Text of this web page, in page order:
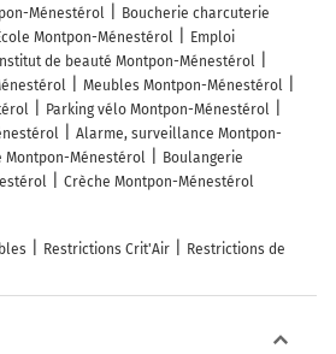
Ménestérol
Boucherie charcuterie
Montpon-Ménestérol
Emploi
Institut de beauté Montpon-Ménestérol
Meubles Montpon-Ménestérol
Parking vélo Montpon-Ménestérol
Alarme, surveillance Montpon-
Montpon-Ménestérol
Boulangerie
Crèche Montpon-Ménestérol
Restrictions Crit'Air
Restrictions de